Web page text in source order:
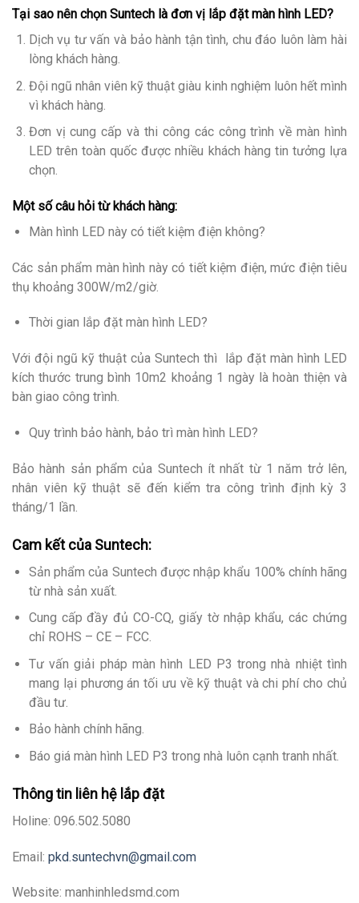
Tại sao nên chọn Suntech là đơn vị lắp đặt màn hình LED?
Dịch vụ tư vấn và bảo hành tận tình, chu đáo luôn làm hài
lòng khách hàng.
Đội ngũ nhân viên kỹ thuật giàu kinh nghiệm luôn hết mình
vì khách hàng.
Đơn vị cung cấp và thi công các công trình về màn hình
LED trên toàn quốc được nhiều khách hàng tin tưởng lựa
chọn.
Một số câu hỏi từ khách hàng:
Màn hình LED này có tiết kiệm điện không?
Các sản phẩm màn hình này có tiết kiệm điện, mức điện tiêu
thụ khoảng 300W/m2/giờ.
Thời gian lắp đặt màn hình LED?
Với đội ngũ kỹ thuật của Suntech thì lắp đặt màn hình LED
kích thước trung bình 10m2 khoảng 1 ngày là hoàn thiện và
bàn giao công trình.
Quy trình bảo hành, bảo trì màn hình LED?
Bảo hành sản phẩm của Suntech ít nhất từ 1 năm trở lên,
nhân viên kỹ thuật sẽ đến kiểm tra công trình định kỳ 3
tháng/1 lần.
Cam kết của Suntech:
Sản phẩm của Suntech được nhập khẩu 100% chính hãng
từ nhà sản xuất.
Cung cấp đầy đủ CO-CQ, giấy tờ nhập khẩu, các chứng
chỉ ROHS – CE – FCC.
Tư vấn giải pháp màn hình LED P3 trong nhà nhiệt tình
mang lại phương án tối ưu về kỹ thuật và chi phí cho chủ
đầu tư.
Bảo hành chính hãng.
Báo giá màn hình LED P3 trong nhà luôn cạnh tranh nhất.
Thông tin liên hệ lắp đặt
Holine: 096.502.5080
Email: pkd.suntechvn@gmail.com
Website: manhinhledsmd.com